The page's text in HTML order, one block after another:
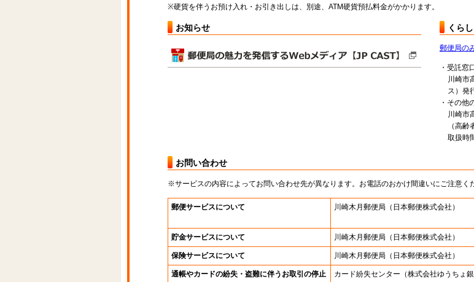
※硬貨を伴うお預け入れ・お引き出しは、別途、ATM硬貨預払料金がかかります。
お知らせ くら
郵便局の
・受託窓
川崎市
ス）発
・その他
川崎市
（高
取扱時
お問い合わせ
※サービスの内容によってお問い合わせ先が異なります。お電話のおかけ間違いにご注意く
郵便サービスについて 川崎木月郵便局 （日本郵便株式会社）
貯金サービスについて 川崎木月郵便局 （日本郵便株式会社）
保険サービスについて 川崎木月郵便局 （日本郵便株式会社）
通帳やカードの紛失・盗難に伴うお取引の停止 カード紛失センター （株式会社ゆうちょ銀